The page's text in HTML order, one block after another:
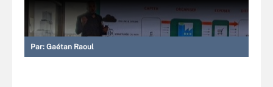
Par: Gaétan Raoul